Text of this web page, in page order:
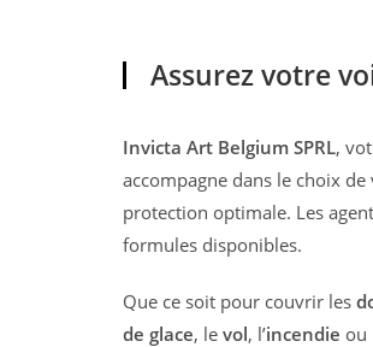
Assurez votre
Invicta Art Belgium SPRL,
accompagne dans le choix de
protection optimale. Les
formules disponibles.
Que ce soit pour couvrir les
de glace, le vol, l’incendie ou